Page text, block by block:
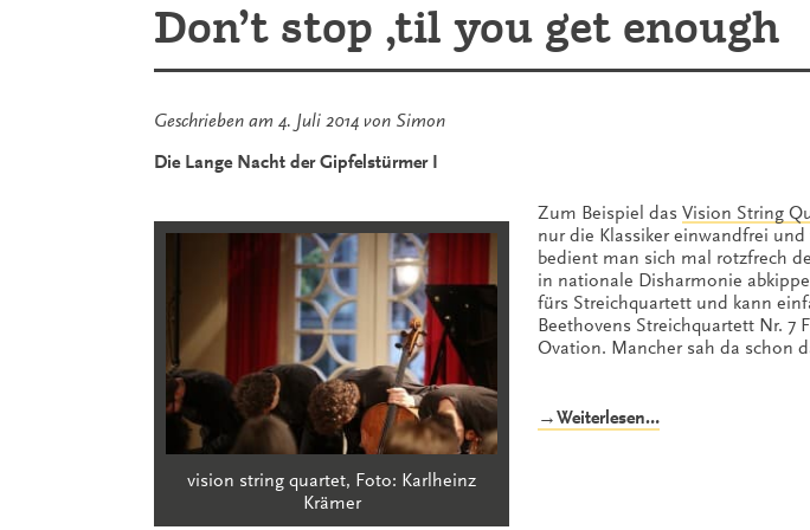
Don’t stop ‚til you get enough
Geschrieben am 4. Juli 2014 von Simon
Die Lange Nacht der Gipfelstürmer I
vision string quartet, Foto: Karlheinz
Krämer
Zum Beispiel das Vision String
nur die Klassiker einwandfrei
bedient man sich mal rotzfrech
in nationale Disharmonie
fürs Streichquartett und kann
Beethovens Streichquartett Nr.
Ovation. Mancher sah da schon
→Weiterlesen…„Don’t